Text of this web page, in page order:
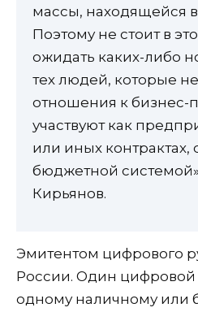
массы, находящейся
Поэтому не стоит в
ожидать каких-либо
тех людей, которые
отношения к бизнес-
участвуют как
или иных контрактах,
бюджетной
Кирьянов.
Эмитентом цифрового
России. Один цифровой
одному наличному или